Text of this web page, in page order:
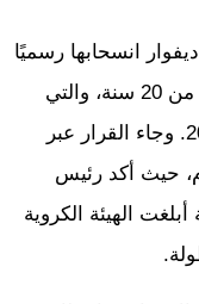
انسحابها رسميًا
من تنظيم بطولة كأس أمم إفريقيا لأقل من 20 سنة، والتي
كانت مقررة بين 26 أبريل و18 مايو 2025. وجاء القرار عبر
حيث أكد رئيس
الهيئة الكروية